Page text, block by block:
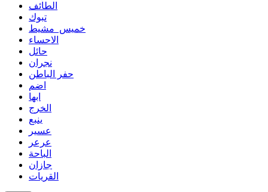
الطائف
تبوك
خميس مشيط
الاحساء
حائل
نجران
حفر الباطن
اضم
ابها
الخرج
ينبع
عسير
عرعر
الباحة
جازان
القريات